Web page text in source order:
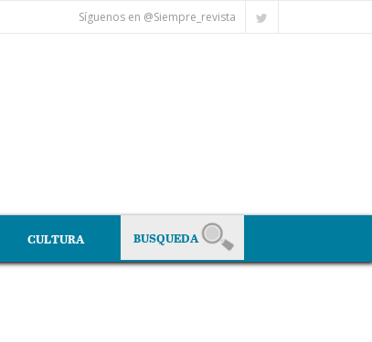
Síguenos en @Siempre_revista
CULTURA